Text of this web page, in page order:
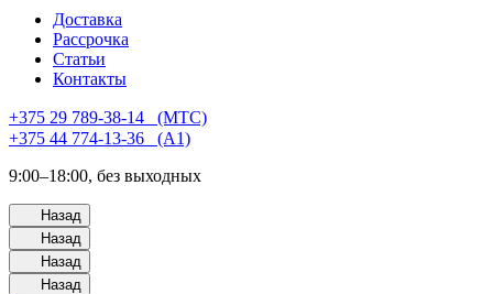
Доставка
Рассрочка
Статьи
Контакты
+375 29 789-38-14⠀(МТС)
+375 44 774-13-36⠀(А1)
9:00–18:00, без выходных
Назад
Назад
Назад
Назад